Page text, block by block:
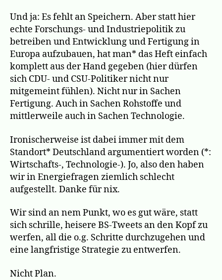
Und ja: Es fehlt an Speichern. Aber statt hier
echte Forschungs- und Industriepolitik zu
betreiben und Entwicklung und Fertigung in
Europa aufzubauen, hat man* das Heft einfach
komplett aus der Hand gegeben (hier dürfen
sich CDU- und CSU-Politiker nicht nur
mitgemeint fühlen). Nicht nur in Sachen
Fertigung. Auch in Sachen Rohstoffe und
mittlerweile auch in Sachen Technologie.
Ironischerweise ist dabei immer mit dem
Standort* Deutschland argumentiert worden (*:
Wirtschafts-, Technologie-). Jo, also den haben
wir in Energiefragen ziemlich schlecht
aufgestellt. Danke für nix.
Wir sind an nem Punkt, wo es gut wäre, statt
sich schrille, heisere BS-Tweets an den Kopf zu
werfen, all die o.g. Schritte durchzugehen und
eine langfristige Strategie zu entwerfen.
Nicht Plan.